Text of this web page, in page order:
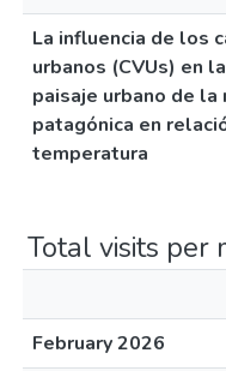
La influencia de los
urbanos (CVUs) en
paisaje urbano de la
patagónica en
temperatura
Total visits per
February 2026